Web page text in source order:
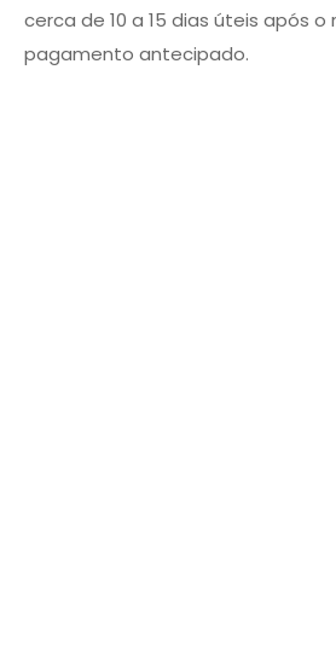
cerca de 10 a 15 dias úteis após
pagamento antecipado.